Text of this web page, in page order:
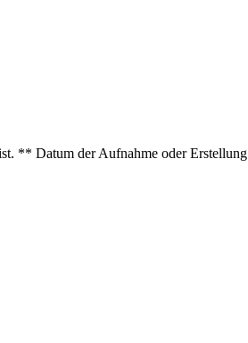
** Datum der Aufnahme oder Erstellung